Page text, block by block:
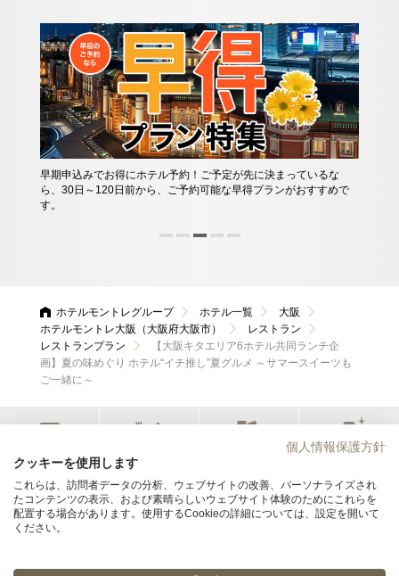
早期申込みでお得にホテル予約！ご予定が先に決まっているな
ら、30日～120日前から、ご予約可能な早得プランがおすすめで
す。
ホテルモントレグループ ホテル一覧
大阪
ホテルモントレ大阪（大阪府大阪市）
レストラン
レストランプラン
【大阪キタエリア6ホテル共同ランチ企
画】夏の味めぐり ホテル“イチ推し”夏グルメ ～サマースイーツも
ご一緒に～
宿泊 レストラン
ホテルモントレ大阪
個人情報保護方針
クッキーを使用します
これらは、訪問者データの分析、ウェブサイトの改善、パーソナライズされ
たコンテンツの表示、および素晴らしいウェブサイト体験のためにこれらを
配置する場合があります。使用するCookieの詳細については、設定を開いて
ください。